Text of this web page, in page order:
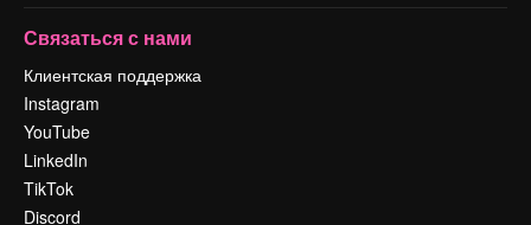
Связаться с нами
Клиентская поддержка
Instagram
YouTube
LinkedIn
TikTok
Discord